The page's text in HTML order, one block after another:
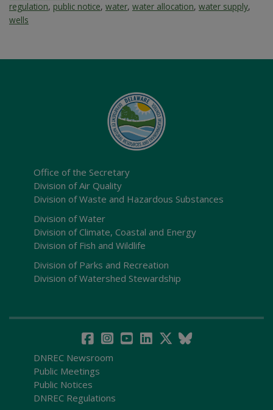
regulation, public notice, water, water allocation, water supply,
wells
Office of the Secretary
Division of Air Quality
Division of Waste and Hazardous Substances
Division of Water
Division of Climate, Coastal and Energy
Division of Fish and Wildlife
Division of Parks and Recreation
Division of Watershed Stewardship
DNREC Newsroom
Public Meetings
Public Notices
DNREC Regulations